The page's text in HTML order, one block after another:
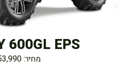
600GL EPS
מחיר: ₪53,990